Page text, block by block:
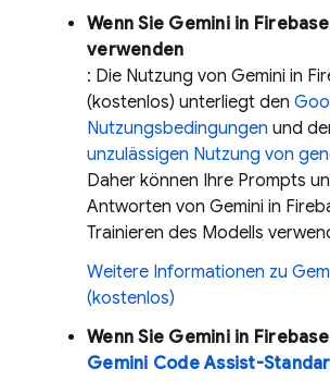
Wenn Sie Gemini in Firebase
verwenden
: Die Nutzung von Gemini in
(kostenlos) unterliegt den
Nutzungsbedingungen und
unzulässigen Nutzung von
Daher können Ihre Prompts
Antworten von Gemini in
Trainieren des Modells
Weitere Informationen zu
(kostenlos)
Wenn Sie Gemini in Firebase
Gemini Code Assist-